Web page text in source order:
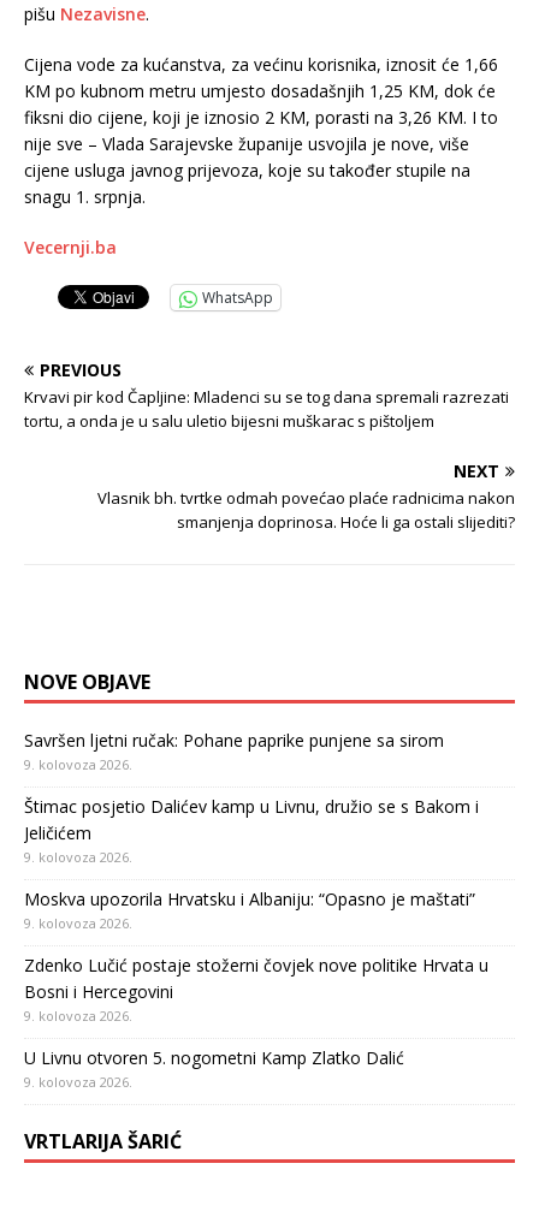
pišu Nezavisne.
Cijena vode za kućanstva, za većinu korisnika, iznosit će 1,66
KM po kubnom metru umjesto dosadašnjih 1,25 KM, dok će
fiksni dio cijene, koji je iznosio 2 KM, porasti na 3,26 KM. I to
nije sve – Vlada Sarajevske županije usvojila je nove, više
cijene usluga javnog prijevoza, koje su također stupile na
snagu 1. srpnja.
Vecernji.ba
WhatsApp
PREVIOUS
Krvavi pir kod Čapljine: Mladenci su se tog dana spremali razrezati
tortu, a onda je u salu uletio bijesni muškarac s pištoljem
NEXT
Vlasnik bh. tvrtke odmah povećao plaće radnicima nakon
smanjenja doprinosa. Hoće li ga ostali slijediti?
NOVE OBJAVE
Savršen ljetni ručak: Pohane paprike punjene sa sirom
9. kolovoza 2026.
Štimac posjetio Dalićev kamp u Livnu, družio se s Bakom i
Jeličićem
9. kolovoza 2026.
Moskva upozorila Hrvatsku i Albaniju: “Opasno je maštati”
9. kolovoza 2026.
Zdenko Lučić postaje stožerni čovjek nove politike Hrvata u
Bosni i Hercegovini
9. kolovoza 2026.
U Livnu otvoren 5. nogometni Kamp Zlatko Dalić
9. kolovoza 2026.
VRTLARIJA ŠARIĆ